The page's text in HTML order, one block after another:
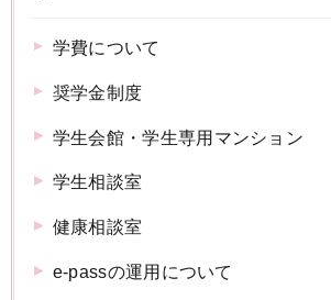
学費について
奨学金制度
学生会館・学生専用マンション
学生相談室
健康相談室
e-passの運用について